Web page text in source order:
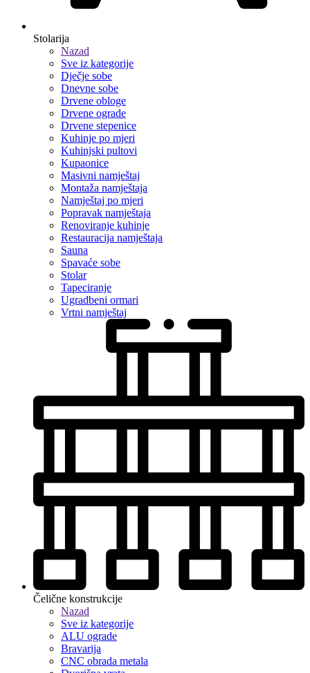
Stolarija
Nazad
Sve iz kategorije
Dječje sobe
Dnevne sobe
Drvene obloge
Drvene ograde
Drvene stepenice
Kuhinje po mjeri
Kuhinjski pultovi
Kupaonice
Masivni namještaj
Montaža namještaja
Namještaj po mjeri
Popravak namještaja
Renoviranje kuhinje
Restauracija namještaja
Sauna
Spavaće sobe
Stolar
Tapeciranje
Ugradbeni ormari
Vrtni namještaj
Čelične konstrukcije
Nazad
Sve iz kategorije
ALU ograde
Bravarija
CNC obrada metala